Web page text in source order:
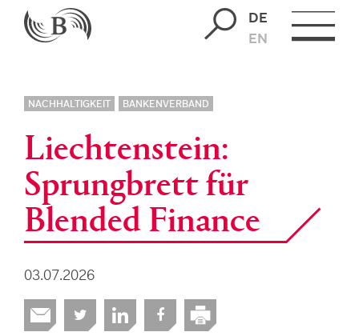
DE
EN
NACHHALTIGKEIT BANKENVERBAND
Liechtenstein:
Sprungbrett für
Blended Finance
03.07.2026